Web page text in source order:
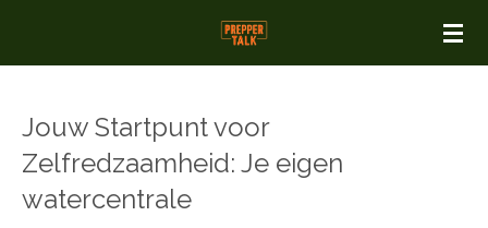
hoofdinhoud
Jouw Startpunt voor
Zelfredzaamheid: Je eigen
watercentrale